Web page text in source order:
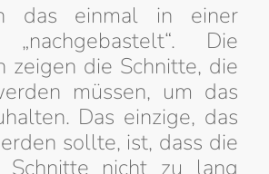
das einmal in einer
„nachgebastelt“. Die
zeigen die Schnitte, die
müssen, um das
Das einzige, das
sollte, ist, dass die
Schnitte nicht zu lang